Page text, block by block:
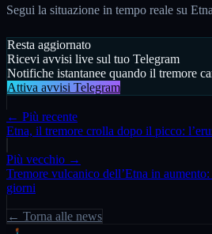
Segui la situazione in tempo reale su
Resta aggiornato
Ricevi avvisi live sul tuo Telegram
Notifiche istantanee quando il tremore
Attiva avvisi Telegram
← Più recente
Etna, il tremore crolla dopo il picco:
Più vecchio →
Tremore vulcanico dell’Etna in
giorni
← Torna alle news